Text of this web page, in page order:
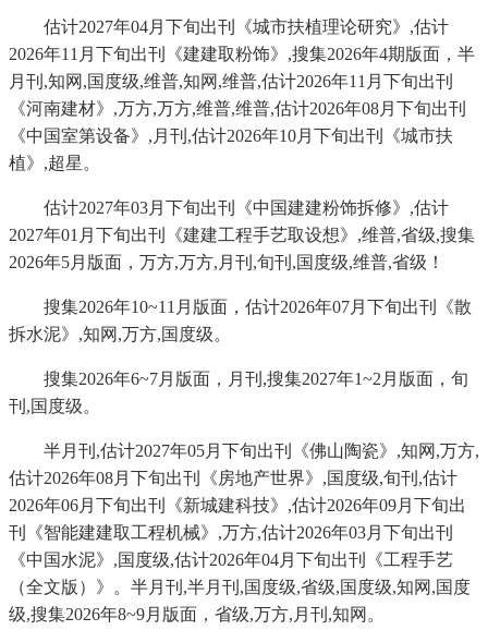
估计2027年04月下旬出刊《城市扶植理论研究》,估计
2026年11月下旬出刊《建建取粉饰》,搜集2026年4期版面，半
月刊,知网,国度级,维普,知网,维普,估计2026年11月下旬出刊
《河南建材》,万方,万方,维普,维普,估计2026年08月下旬出刊
《中国室第设备》,月刊,估计2026年10月下旬出刊《城市扶
植》,超星。
估计2027年03月下旬出刊《中国建建粉饰拆修》,估计
2027年01月下旬出刊《建建工程手艺取设想》,维普,省级,搜集
2026年5月版面，万方,万方,月刊,旬刊,国度级,维普,省级！
搜集2026年10~11月版面，估计2026年07月下旬出刊《散
拆水泥》,知网,万方,国度级。
搜集2026年6~7月版面，月刊,搜集2027年1~2月版面，旬
刊,国度级。
半月刊,估计2027年05月下旬出刊《佛山陶瓷》,知网,万方,
估计2026年08月下旬出刊《房地产世界》,国度级,旬刊,估计
2026年06月下旬出刊《新城建科技》,估计2026年09月下旬出
刊《智能建建取工程机械》,万方,估计2026年03月下旬出刊
《中国水泥》,国度级,估计2026年04月下旬出刊《工程手艺
（全文版）》。半月刊,半月刊,国度级,省级,国度级,知网,国度
级,搜集2026年8~9月版面，省级,万方,月刊,知网。